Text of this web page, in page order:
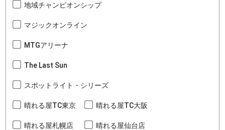
地域チャンピオンシップ
マジックオンライン
MTGアリーナ
The Last Sun
スポットライト・シリーズ
晴れる屋TC東京 晴れる屋TC大阪
晴れる屋札幌店 晴れる屋仙台店